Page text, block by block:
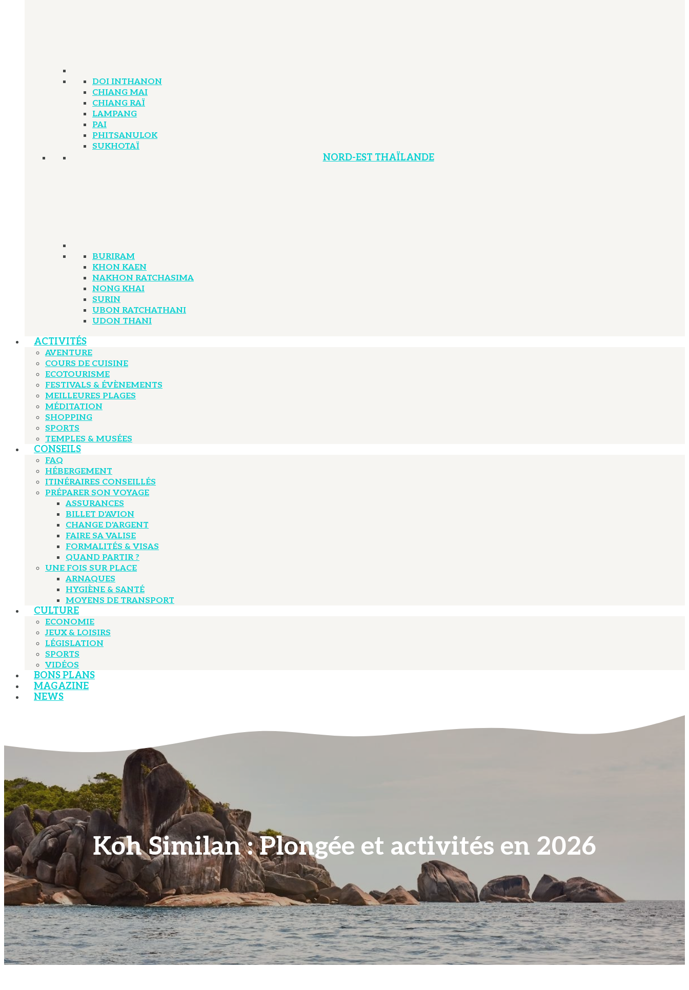
DOI INTHANON
CHIANG MAI
CHIANG RAÏ
LAMPANG
PAI
PHITSANULOK
SUKHOTAÏ
NORD-EST THAÏLANDE
BURIRAM
KHON KAEN
NAKHON RATCHASIMA
NONG KHAI
SURIN
UBON RATCHATHANI
UDON THANI
ACTIVITÉS
AVENTURE
COURS DE CUISINE
ECOTOURISME
FESTIVALS & ÉVÈNEMENTS
MEILLEURES PLAGES
MÉDITATION
SHOPPING
SPORTS
TEMPLES & MUSÉES
CONSEILS
FAQ
HÉBERGEMENT
ITINÉRAIRES CONSEILLÉS
PRÉPARER SON VOYAGE
ASSURANCES
BILLET D'AVION
CHANGE D'ARGENT
FAIRE SA VALISE
FORMALITÉS & VISAS
QUAND PARTIR ?
UNE FOIS SUR PLACE
ARNAQUES
HYGIÈNE & SANTÉ
MOYENS DE TRANSPORT
CULTURE
ECONOMIE
JEUX & LOISIRS
LÉGISLATION
SPORTS
VIDÉOS
BONS PLANS
MAGAZINE
NEWS
Koh Similan : Plongée et activités en 2026